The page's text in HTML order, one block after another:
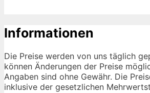
Informationen
Die Preise werden von uns täglich
können Änderungen der Preise
Angaben sind ohne Gewähr. Die
inklusive der gesetzlichen